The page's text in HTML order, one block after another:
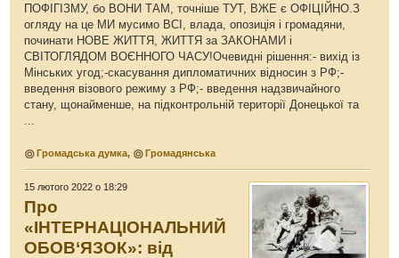
ПОФІГІЗМУ, бо ВОНИ ТАМ, точніше ТУТ, ВЖЕ є ОФІЦІЙНО.З
огляду на це МИ мусимо ВСІ, влада, опозиція і громадяни,
починати НОВЕ ЖИТТЯ, ЖИТТЯ за ЗАКОНАМИ і
СВІТОГЛЯДОМ ВОЄННОГО ЧАСУ!Очевидні рішення:- вихід із
Мінських угод;-скасування дипломатичних відносин з РФ;-
введення візового режиму з РФ;- введення надзвичайного
стану, щонайменше, на підконтрольній території Донецької та
...
Громадська думка, Громадянська
15 лютого 2022 о 18:29
Про
«ІНТЕРНАЦІОНАЛЬНИЙ
ОБОВ‘ЯЗОК»: від